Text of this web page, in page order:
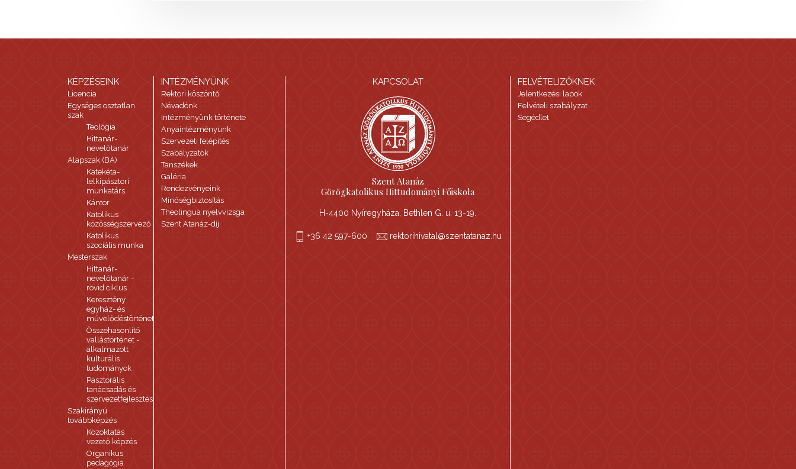
KAPCSOLAT
Szent Atanáz
Görögkatolikus Hittudományi Főiskola
H-4400 Nyíregyháza, Bethlen G. u. 13-19.
+36 42 597-600 rektorihivatal@szentatanaz.hu
KÉPZÉSEINK
Licencia
Egységes osztatlan
szak
Teológia
Hittanár-
nevelőtanár
Alapszak (BA)
Katekéta-
lelkipásztori
munkatárs
Kántor
Katolikus
közösségszervező
Katolikus
szociális munka
Mesterszak
Hittanár-
nevelőtanár -
rövid ciklus
Keresztény
egyház- és
művelődéstörténet
Összehasonlító
vallástörténet -
alkalmazott
kulturális
tudományok
Pasztorális
tanácsadás és
szervezetfejlesztés
Szakirányú
továbbképzés
Közoktatás
vezető képzés
Organikus
pedagógia
INTÉZMÉNYÜNK
Rektori köszöntő
Névadónk
Intézményünk története
Anyaintézményünk
Szervezeti felépítés
Szabályzatok
Tanszékek
Galéria
Rendezvényeink
Minőségbiztosítás
Theolingua nyelvvizsga
Szent Atanáz-díj
FELVÉTELIZŐKNEK
Jelentkezési lapok
Felvételi szabályzat
Segédlet